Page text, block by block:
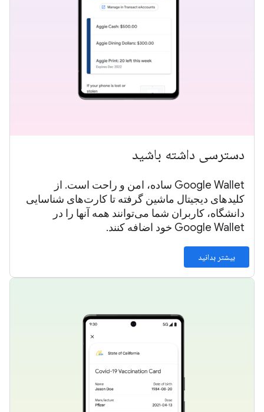
دسترسی داشته باشید
Google Wallet ساده، امن و راحت است. از
کلیدهای دیجیتال ماشین گرفته تا کارت‌های شناسایی
دانشگاه، کاربران شما می‌توانند همه آنها را در
Google Wallet خود اضافه کنند.
بیشتر بدانید